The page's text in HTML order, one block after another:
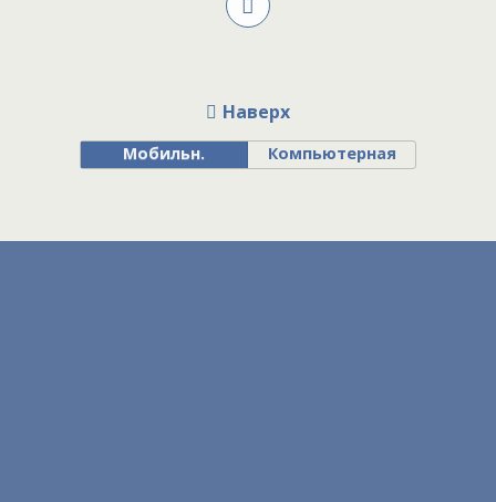
Наверх
Мобильн. Компьютерная